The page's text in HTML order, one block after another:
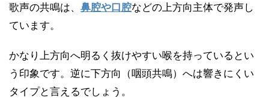
歌声の共鳴は、 鼻腔や口腔などの上方向主体で発声し
ています。
かなり上方向へ明るく抜けやすい喉を持っているとい
う印象です。逆に下方向（咽頭共鳴）へは響きにくい
タイプと言えるでしょう。